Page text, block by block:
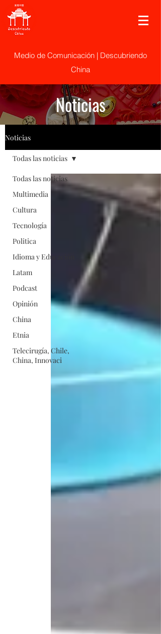
Medio de Comunicación | Descubriendo
China
Noticias
Noticias
Todas las noticias
Multimedia
Cultura
Tecnología
Politica
Idioma y Educación
Latam
Podcast
Opinión
China
Etnia
Telecirugía, Chile,
China, Innovaci
Todas las noticias